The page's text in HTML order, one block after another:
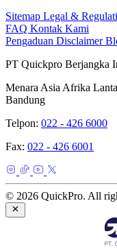
Sitemap Legal &
FAQ Kontak Kami
Pengaduan Disclaimer
PT Quickpro Berjangka
Menara Asia Afrika
Bandung
Telpon: 022 - 426 6000
Fax: 022 - 426 6001
© 2026 QuickPro. All